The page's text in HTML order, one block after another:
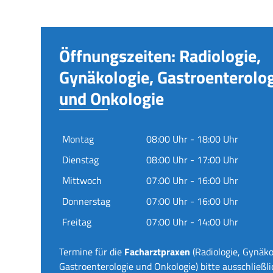
Öffnungszeiten: Radiologie,
Gynäkologie,
und Onkologie
Montag
08:00 Uhr - 18:00 Uhr
Dienstag
08:00 Uhr - 17:00 Uhr
Mittwoch
07:00 Uhr - 16:00 Uhr
Donnerstag
07:00 Uhr - 16:00 Uhr
Freitag
07:00 Uhr - 14:00 Uhr
Termine für die Facharztpraxen (Radiologie,
Gastroenterologie und Onkologie) bitte